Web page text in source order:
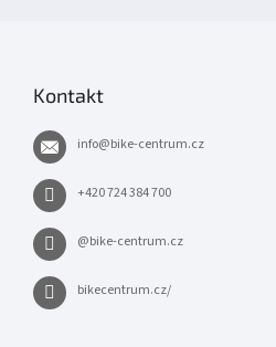
Kontakt
info@bike-centrum.cz
+420 724 384 700
@bike-centrum.cz
bikecentrum.cz/